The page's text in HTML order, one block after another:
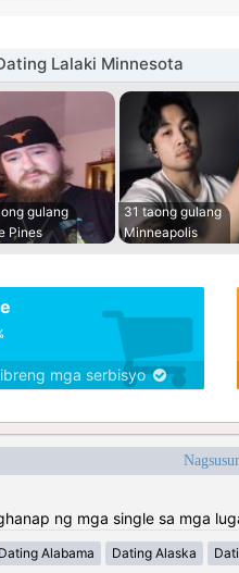
Lalaki Minnesota
gulang
Pines
31 taong gulang
Minneapolis
mga serbisyo
ng mga single sa mga
Dating Alabama Dating Alaska